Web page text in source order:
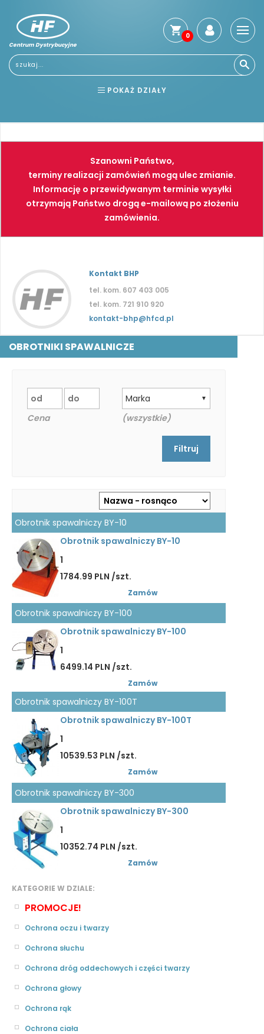
Centrum Dystrybucyjne
0
POKAŻ DZIAŁY
NARZĘDZIA SPAWALNICTWO
FARBY PNEUMATYKA
Szanowni Państwo,
terminy realizacji zamówień mogą ulec zmianie.
Informację o przewidywanym terminie wysyłki
otrzymają Państwo drogą e-mailową po złożeniu
zamówienia.
Kontakt BHP
tel. kom. 607 403 005
tel. kom. 721 910 920
kontakt-bhp@hfcd.pl
OBROTNIKI SPAWALNICZE
KATEGORIE W DZIALE:
PROMOCJE!
Ochrona oczu i twarzy
Ochrona słuchu
Ochrona dróg oddechowych i części twarzy
Ochrona głowy
Ochrona rąk
Ochrona ciała
Cena
▼
Marka
(wszystkie)
Obrotnik spawalniczy BY-10
Obrotnik spawalniczy BY-10
1
1784.99 PLN /szt.
Zamów
Obrotnik spawalniczy BY-100
Obrotnik spawalniczy BY-100
1
6499.14 PLN /szt.
Zamów
Obrotnik spawalniczy BY-100T
Obrotnik spawalniczy BY-100T
1
10539.53 PLN /szt.
Zamów
Obrotnik spawalniczy BY-300
Obrotnik spawalniczy BY-300
1
10352.74 PLN /szt.
Zamów